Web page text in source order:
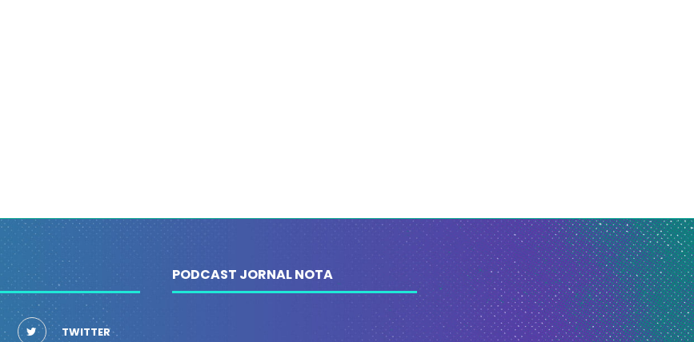
TWITTER
PODCAST JORNAL NOTA